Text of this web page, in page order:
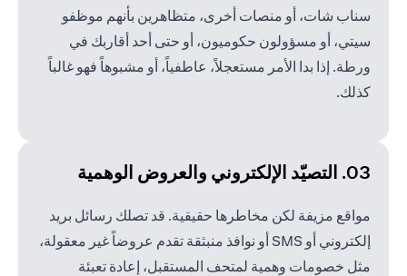
سناب شات، أو منصات أخرى، متظاهرين بأنهم موظفو
سيتي، أو مسؤولون حكوميون، أو حتى أحد أقاربك في
ورطة. إذا بدا الأمر مستعجلاً، عاطفياً، أو مشبوهاً فهو غالباً
كذلك.
03. التصيّد الإلكتروني والعروض الوهمية
مواقع مزيفة لكن مخاطرها حقيقية. قد تصلك رسائل بريد
إلكتروني أو SMS أو نوافذ منبثقة تقدم عروضاً غير معقولة،
مثل خصومات وهمية لمتحف المستقبل، إعادة تعبئة